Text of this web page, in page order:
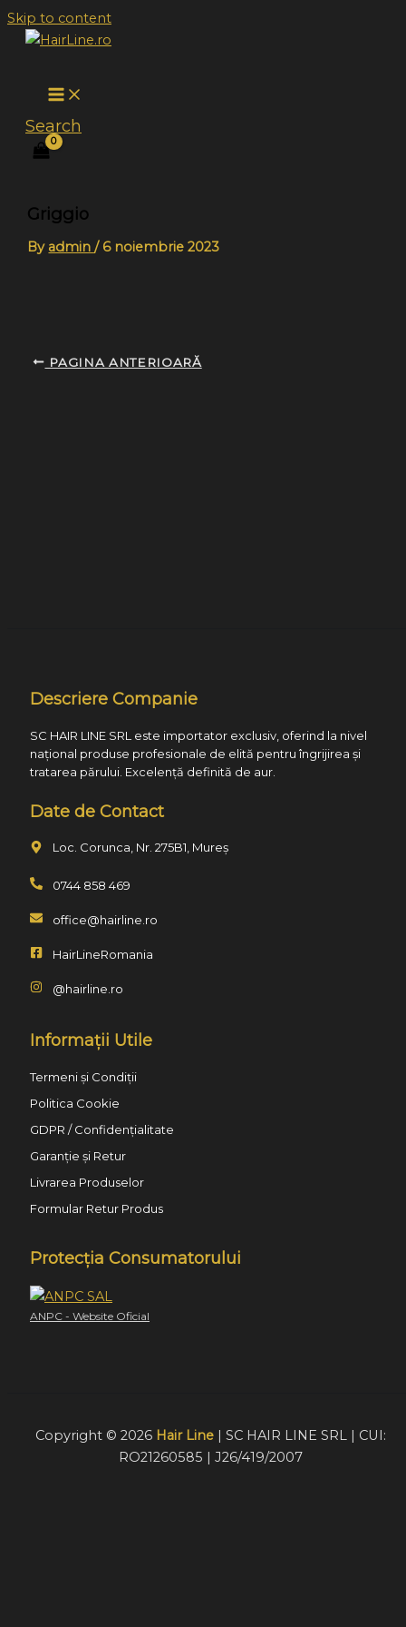
Skip to content
Search
Griggio
By admin/ 6 noiembrie 2023
PAGINA ANTERIOARĂ
Descriere Companie
SC HAIR LINE SRL este importator exclusiv, oferind la nivel
național produse profesionale de elită pentru îngrijirea și
tratarea părului. Excelență definită de aur.
Date de Contact
Loc. Corunca, Nr. 275B1, Mureș
0744 858 469
office@hairline.ro
HairLineRomania
@hairline.ro
Informații Utile
Termeni și Condiții
Politica Cookie
GDPR / Confidențialitate
Garanție și Retur
Livrarea Produselor
Formular Retur Produs
Protecția Consumatorului
ANPC - Website Oficial
Copyright © 2026 Hair Line| SC HAIR LINE SRL | CUI:
RO21260585 | J26/419/2007